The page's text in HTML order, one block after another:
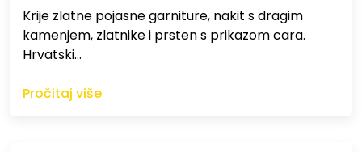
Krije zlatne pojasne garniture, nakit s dragim
kamenjem, zlatnike i prsten s prikazom cara.
Hrvatski…
Pročitaj više